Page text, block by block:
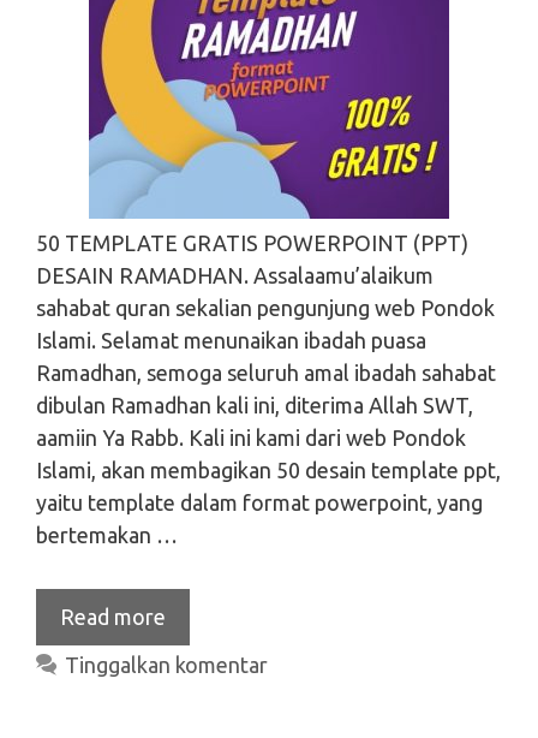
50 TEMPLATE GRATIS POWERPOINT (PPT)
DESAIN RAMADHAN. Assalaamu’alaikum
sahabat quran sekalian pengunjung web Pondok
Islami. Selamat menunaikan ibadah puasa
Ramadhan, semoga seluruh amal ibadah sahabat
dibulan Ramadhan kali ini, diterima Allah SWT,
aamiin Ya Rabb. Kali ini kami dari web Pondok
Islami, akan membagikan 50 desain template ppt,
yaitu template dalam format powerpoint, yang
bertemakan …
Read more
Tinggalkan komentar